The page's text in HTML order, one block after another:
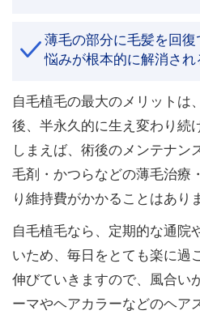
薄毛の部分に毛髪を回
悩みが根本的に解消され
自毛植毛の最大のメリットは
後、半永久的に生え変わり続
しまえば、術後のメンテナン
毛剤・かつらなどの薄毛治療
り維持費がかかることはあり
自毛植毛なら、定期的な通院
いため、毎日をとても楽に過
伸びていきますので、風合い
ーマやヘアカラーなどのヘア